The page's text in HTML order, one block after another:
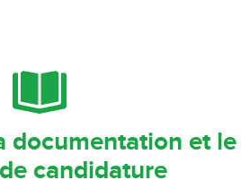
documentation et le
candidature